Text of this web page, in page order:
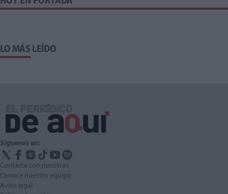
LO MÁS LEÍDO
Síguenos en:
Contacta con nosotros
Conoce nuestro equipo
Aviso legal